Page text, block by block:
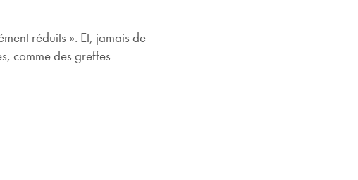
réduits ». Et, jamais de
comme des greffes